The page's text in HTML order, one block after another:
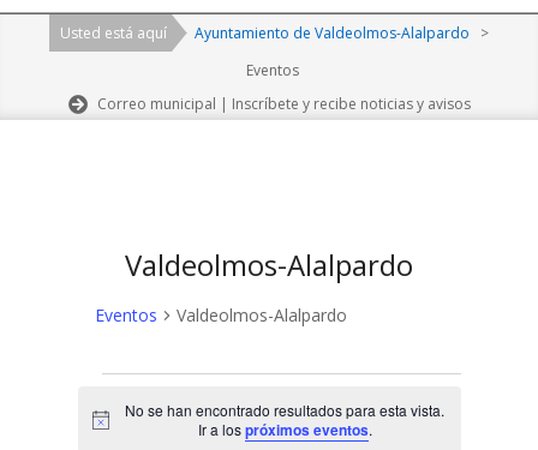
Navigation
Usted está aquí Ayuntamiento de Valdeolmos-Alalpardo
>
Eventos
Correo municipal | Inscríbete y recibe noticias y avisos
Valdeolmos-Alalpardo
Eventos Valdeolmos-Alalpardo
Aviso
No se han encontrado resultados para esta vista.
Ir a lospróximos eventos.